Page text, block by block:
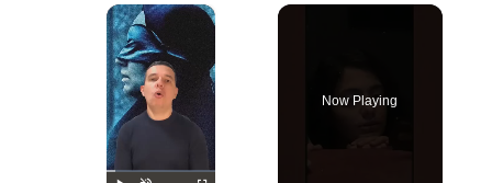
×
Now Playing